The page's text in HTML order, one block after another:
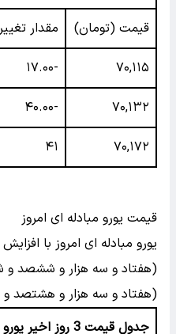
قیمت (تومان) مقدار تغییر
۷۰,۱۱۵ -۱۷.۰۰
۷۰,۱۳۲ -۴۰.۰۰
۷۰,۱۷۲ ۴۱
قیمت یورو مبادله ای امروز
(هفتاد و سه هزار و هشتصد
جدول قیمت 3 روز اخیر یورو مبادله ای